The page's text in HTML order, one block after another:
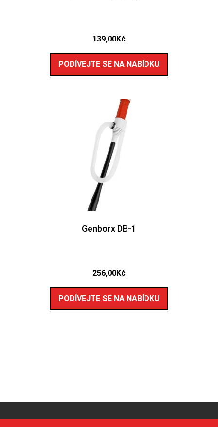
139,00Kč
PODÍVEJTE SE NA NABÍDKU
Genborx DB-1
256,00Kč
PODÍVEJTE SE NA NABÍDKU